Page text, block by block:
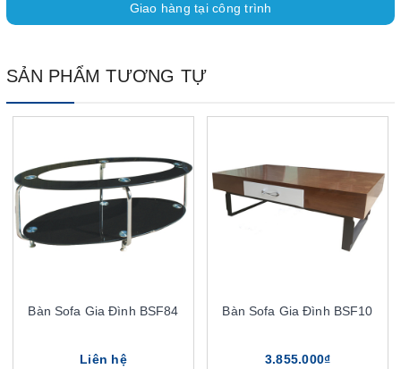
Giao hàng tại công trình
SẢN PHẨM TƯƠNG TỰ
Bàn Sofa Gia Đình BSF84
Liên hệ
Bàn Sofa Gia Đình BSF10
3.855.000₫